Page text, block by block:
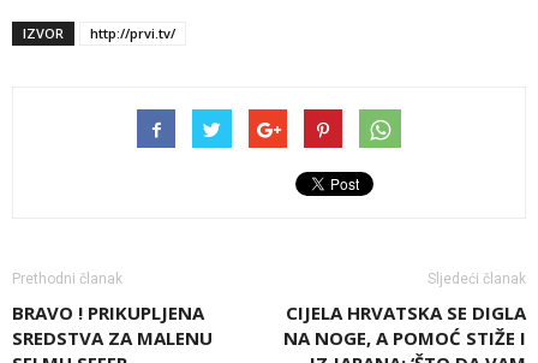
IZVOR http://prvi.tv/
Prethodni članak
BRAVO ! PRIKUPLJENA
SREDSTVA ZA MALENU
Sljedeći članak
CIJELA HRVATSKA SE DIGLA
NA NOGE, A POMOĆ STIŽE I